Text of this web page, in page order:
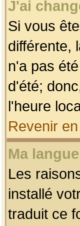
J'ai
Si vous
différente,
n'a pas
d'été;
l'heure
Revenir
Ma
Les
installé
traduit ce